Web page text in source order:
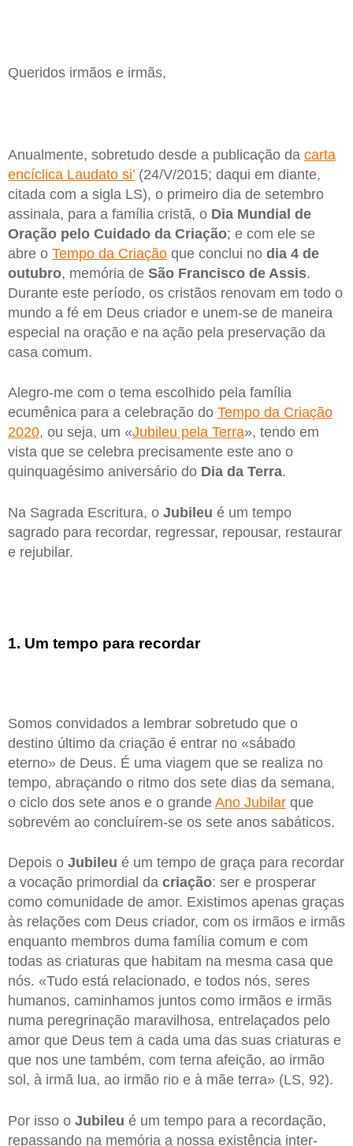
Queridos irmãos e irmãs,
Anualmente, sobretudo desde a publicação da carta
encíclica Laudato si’ (24/V/2015; daqui em diante,
citada com a sigla LS), o primeiro dia de setembro
assinala, para a família cristã, o Dia Mundial de
Oração pelo Cuidado da Criação; e com ele se
abre o Tempo da Criação que conclui no dia 4 de
outubro, memória de São Francisco de Assis.
Durante este período, os cristãos renovam em todo o
mundo a fé em Deus criador e unem-se de maneira
especial na oração e na ação pela preservação da
casa comum.
Alegro-me com o tema escolhido pela família
ecumênica para a celebração do Tempo da Criação
2020, ou seja, um «Jubileu pela Terra», tendo em
vista que se celebra precisamente este ano o
quinquagésimo aniversário do Dia da Terra.
Na Sagrada Escritura, o Jubileu é um tempo
sagrado para recordar, regressar, repousar, restaurar
e rejubilar.
1. Um tempo para recordar
Somos convidados a lembrar sobretudo que o
destino último da criação é entrar no «sábado
eterno» de Deus. É uma viagem que se realiza no
tempo, abraçando o ritmo dos sete dias da semana,
o ciclo dos sete anos e o grande Ano Jubilar que
sobrevém ao concluírem-se os sete anos sabáticos.
Depois o Jubileu é um tempo de graça para recordar
a vocação primordial da criação: ser e prosperar
como comunidade de amor. Existimos apenas graças
às relações com Deus criador, com os irmãos e irmãs
enquanto membros duma família comum e com
todas as criaturas que habitam na mesma casa que
nós. «Tudo está relacionado, e todos nós, seres
humanos, caminhamos juntos como irmãos e irmãs
numa peregrinação maravilhosa, entrelaçados pelo
amor que Deus tem a cada uma das suas criaturas e
que nos une também, com terna afeição, ao irmão
sol, à irmã lua, ao irmão rio e à mãe terra» (LS, 92).
Por isso o Jubileu é um tempo para a recordação,
repassando na memória a nossa existência inter-